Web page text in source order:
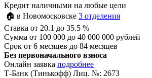
Кредит наличными на любые цели
🏠 в Новомосковске 3 отделения
Ставка от 20.1 до 35.5 %
Сумма от 100 000 до 40 000 000 рублей
Срок от 6 месяцев до 84 месяцев
Без первоначального взноса
Онлайн заявка подробнее
Т-Банк (Тинькофф) Лиц. №: 2673